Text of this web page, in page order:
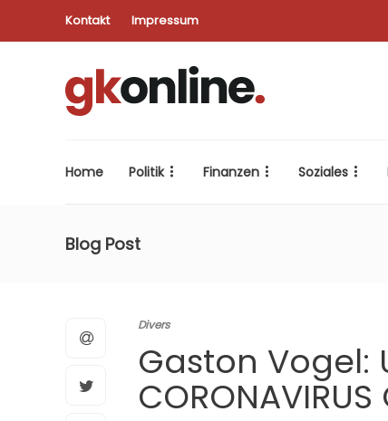
Kontakt Impressum
Home Politik Finanzen Soziales
Blog Post
Divers
Gaston Vogel:
CORONAVIRUS